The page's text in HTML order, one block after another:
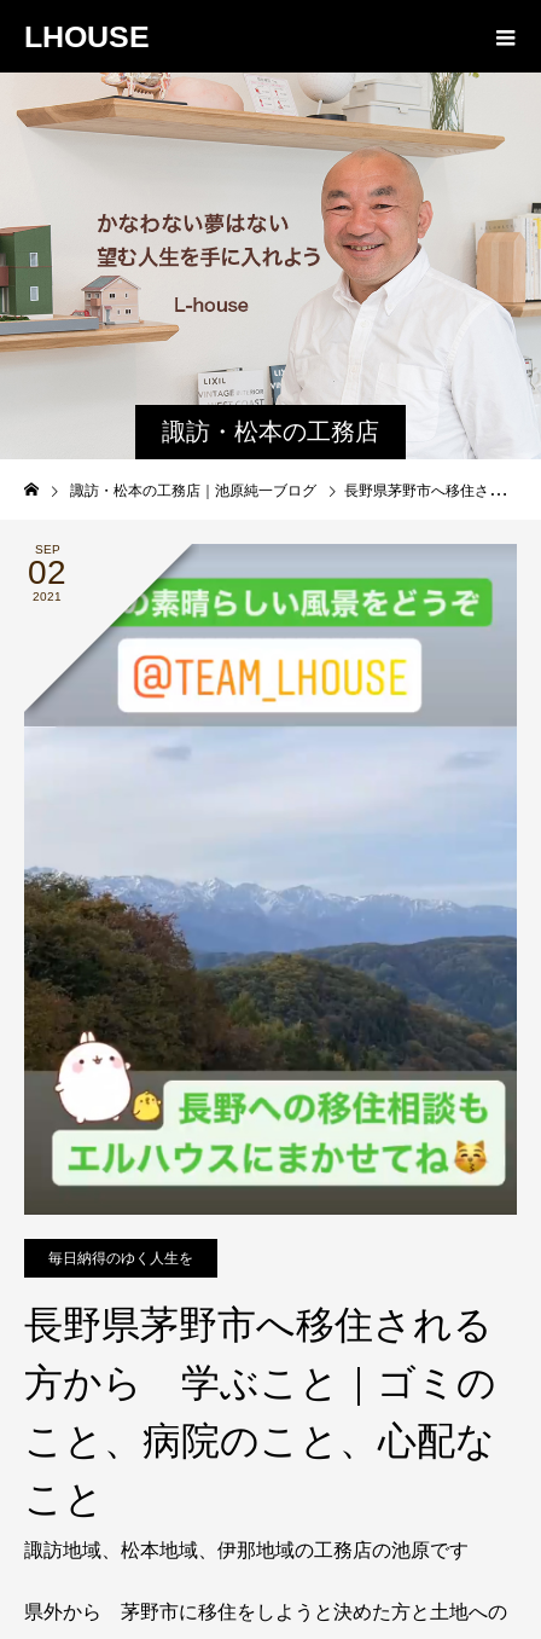
LHOUSE
諏訪・松本の工務店
の社長ブログ｜家族
物語８４３
諏訪・松本の工務店｜池原純一ブログ 長野県茅野市へ移住される方から 学ぶこと｜ゴミのこと、病院のこと、心配なこと
SEP
02
2021
毎日納得のゆく人生を
長野県茅野市へ移住される
方から 学ぶこと｜ゴミの
こと、病院のこと、心配な
こと
諏訪地域、松本地域、伊那地域の工務店の池原です
県外から 茅野市に移住をしようと決めた方と土地への